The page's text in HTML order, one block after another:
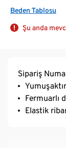
Beden Tablosu
Şu anda
Sipariş
Fermuarlı
Elastik